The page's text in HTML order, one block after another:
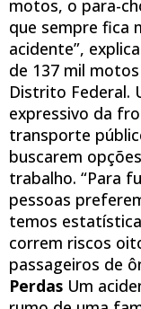
motos, o para-
que sempre fica
acidente”,
de 137 mil
Distrito Federal.
expressivo da
transporte
buscarem
trabalho. “Para
pessoas
temos
correm riscos
passageiros de
Perdas Um